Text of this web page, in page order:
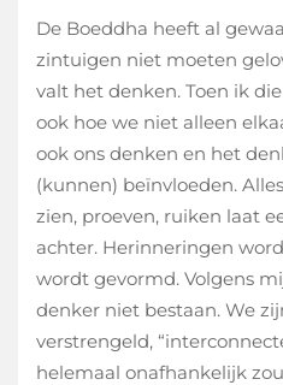
De Boeddha heeft al
zintuigen niet moeten
valt het denken. Toen ik
ook hoe we niet alleen
ook ons denken en het
(kunnen) beïnvloeden.
zien, proeven, ruiken laat
achter. Herinneringen
wordt gevormd. Volgens
denker niet bestaan. We
verstrengeld,
helemaal onafhankelijk